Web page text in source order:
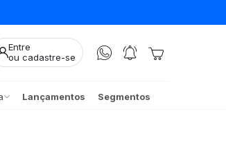
Entre
ou cadastre-se
Lançamentos Segmentos